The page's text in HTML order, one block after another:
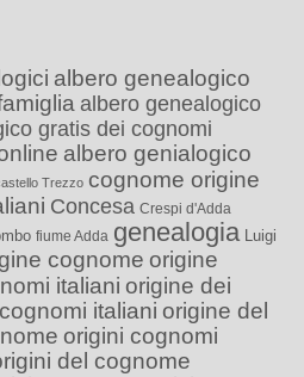
albero genealogico
albero genealogico
gratis dei cognomi
albero genialogico
Trezzo cognome origine
Concesa Crespi d'Adda
fiume Adda genealogia Luigi
cognome origine
italiani origine dei
italiani origine del
origini cognomi
del cognome